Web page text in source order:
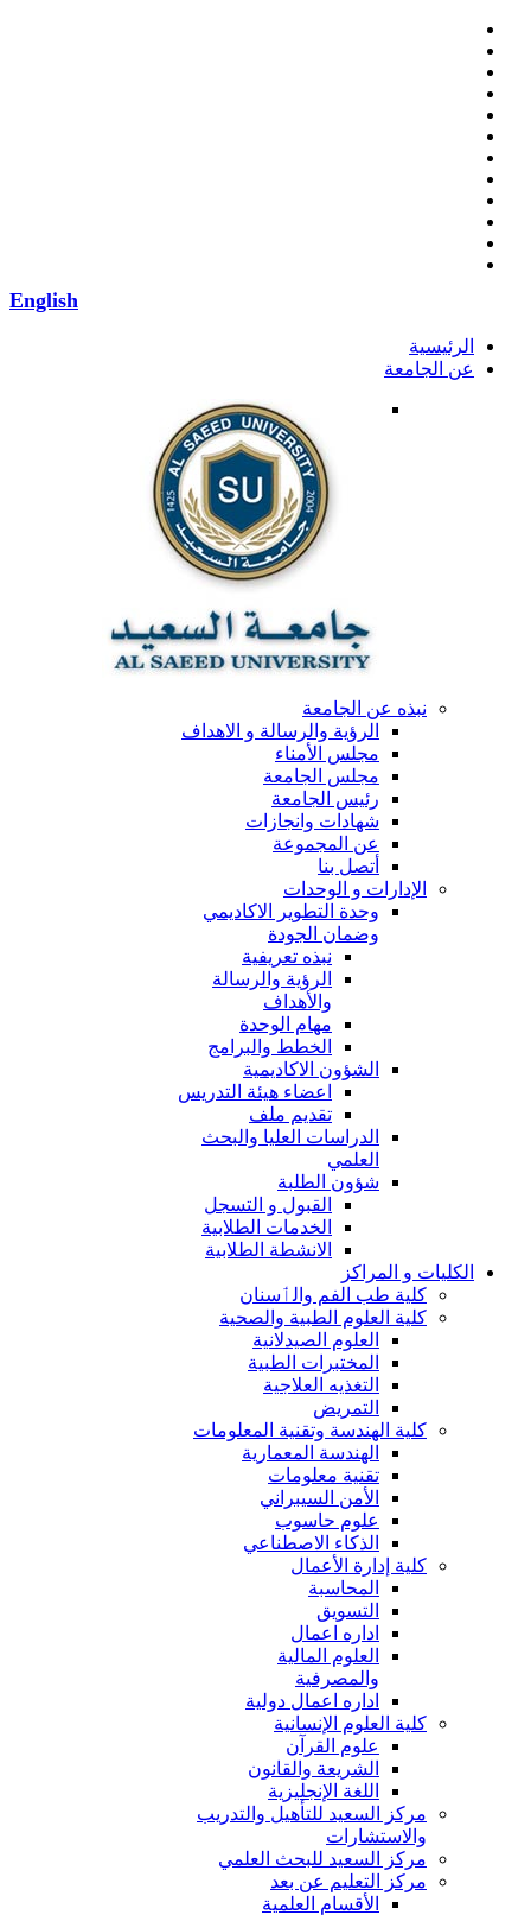
English
الرئيسية
عن الجامعة
نبذه عن الجامعة
الرؤية والرسالة و الاهداف
مجلس الأمناء
مجلس الجامعة
رئيس الجامعة
شهادات وانجازات
عن المجموعة
أتصل بنا
الإدارات و الوحدات
وحدة التطوير الاكاديمي
وضمان الجودة
نبذه تعريفية
الرؤية والرسالة
والأهداف
مهام الوحدة
الخطط والبرامج
الشؤون الاكاديمية
اعضاء هيئة التدريس
تقديم ملف
الدراسات العليا والبحث
العلمي
شؤون الطلبة
القبول و التسجل
الخدمات الطلابية
الانشطة الطلابية
الكليات و المراكز
كلية طب الفم والٲسنان
كلية العلوم الطبية والصحية
العلوم الصيدلانية
المختبرات الطبية
التغذيه العلاجية
التمريض
كلية الهندسة وتقنية المعلومات
الهندسة المعمارية
تقنية معلومات
الأمن السيبراني
علوم حاسوب
الذكاء الاصطناعي
كلية إدارة الأعمال
المحاسبة
التسويق
اداره اعمال
العلوم المالية
والمصرفية
اداره اعمال دولية
كلية العلوم الإنسانية
علوم القرآن
الشريعة والقانون
اللغة الإنجليزية
مركز السعيد للتأهيل والتدريب
والاستشارات
مركز السعيد للبحث العلمي
مركز التعليم عن بعد
الأقسام العلمية